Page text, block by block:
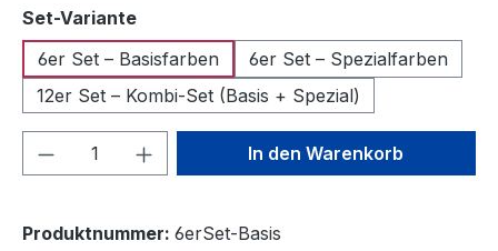
Set-Varianteauswählen
6er Set – Basisfarben
6er Set – Spezialfarben
12er Set – Kombi-Set (Basis + Spezial)
Produkt Anzahl: Gib denIn den Warenkorb
Produktnummer: 6erSet-Basis